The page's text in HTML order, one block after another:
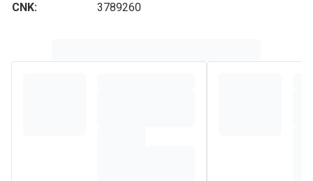
CNK:
3789260